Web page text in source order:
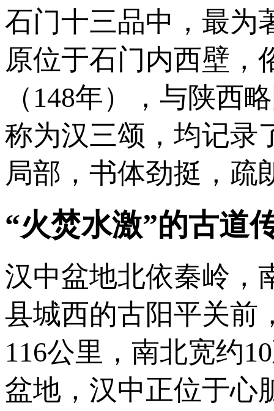
石门十三品中，最为
原位于石门内西壁，
（148年），与陕西
称为汉三颂，均记录
局部，书体劲挺，疏
“火焚水激”的古道
汉中盆地北依秦岭，
县城西的古阳平关前
116公里，南北宽约
盆地，汉中正位于心